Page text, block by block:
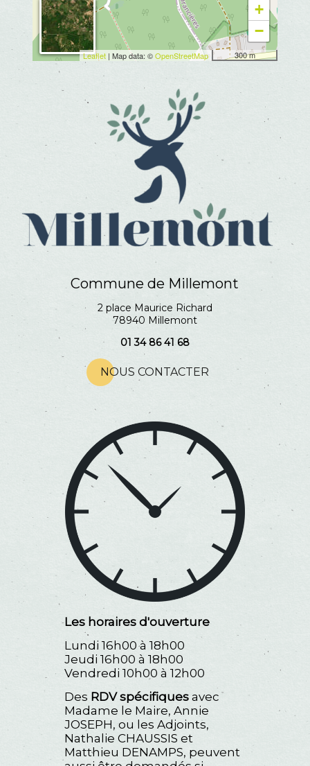
+
−
300 m
Leaflet | Map data: ©OpenStreetMap
Commune de Millemont
2 place Maurice Richard
78940 Millemont
01 34 86 41 68
NOUS CONTACTER
Les horaires d'ouverture
Lundi 16h00 à 18h00
Jeudi 16h00 à 18h00
Vendredi 10h00 à 12h00
Des RDV spécifiquesavec
Madame le Maire, Annie
JOSEPH, ou les Adjoints,
Nathalie CHAUSSIS et
Matthieu DENAMPS, peuvent